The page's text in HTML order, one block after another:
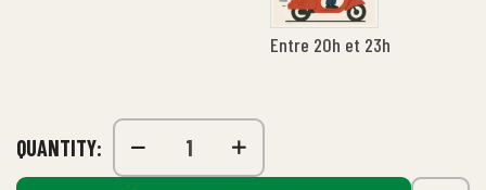
Entre 20h et 23h
QUANTITY: